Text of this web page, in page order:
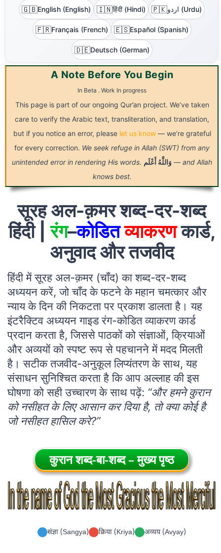
🇬🇧English (English) 🇮🇳हिंदी (Hindi) 🇵🇰 اردو (Urdu)
🇫🇷Français (French) 🇪🇸Español (Spanish)
🇩🇪Deutsch (German)
A Note Before You Begin
In Beta . Work In progress
This page is part of our ongoing Qur’an project. We’ve taken
care to verify the Arabic text, transliteration, and translation,
but if you notice an error, please let us know— we’re grateful
for every correction. We seek refuge in Allah (SWT) from any
unintended error in rendering His words.
وَاللَّهُ أَعْلَم
— and Allah
knows best.
सूरह अल-क़मर शब्द-दर-शब्द
हिंदी |रंग–कोडित व्याकरणकार्ड,
अनुवाद और तजवीद
हिंदी में सूरह अल-क़मर (चाँद) का शब्द-दर-शब्द
अध्ययन करें, जो चाँद के फटने के महान चमत्कार और
न्याय के दिन की निकटता पर प्रकाश डालता है। यह
इंटरैक्टिव अध्ययन गाइड रंग-कोडित व्याकरण कार्ड
प्रदान करता है, जिससे पाठकों को संज्ञाओं, क्रियाओं
और अव्ययों को स्पष्ट रूप से पहचानने में मदद मिलती
है। सटीक तजवीद-अनुकूल लिप्यंतरण के साथ, यह
संसाधन सुनिश्चित करता है कि आप अल्लाह की इस
घोषणा को सही उच्चारण के साथ पढ़ें: “और हमने कुरान
को नसीहत के लिए आसान कर दिया है, तो क्या कोई है
जो नसीहत हासिल करे?”
कुरान शब्द-बा-शब्द – मुख्य पृष्ठ
संज्ञा (Sangya) क्रिया (Kriya) अव्यय (Avyay)